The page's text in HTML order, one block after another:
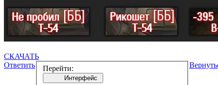
СКАЧАТЬ
Ответить
Перейти:
Интерфейс